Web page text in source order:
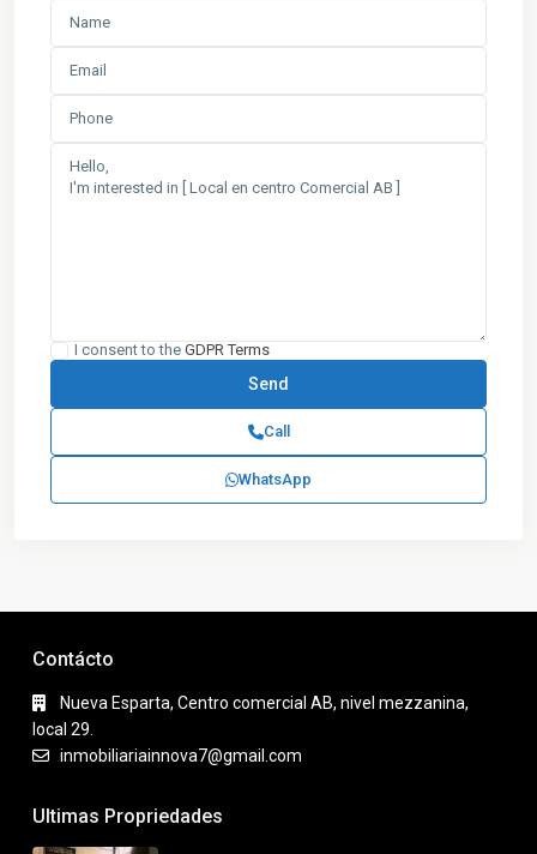
I consent to the GDPR Terms
Call
WhatsApp
Contácto
Nueva Esparta, Centro comercial AB, nivel mezzanina,
local 29.
inmobiliariainnova7@gmail.com
Ultimas Propriedades